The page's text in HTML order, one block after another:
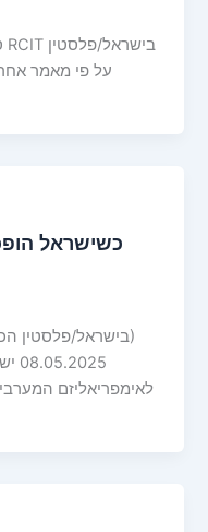
כשישראל
לאימפריאליזם